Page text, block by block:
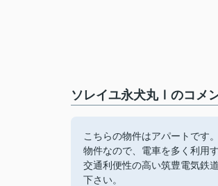
ソレイユ永犬丸Ⅰのコメ
こちらの物件はアパートです
物件なので、電車を多く利用
交通利便性の高い筑豊電気鉄
下さい。